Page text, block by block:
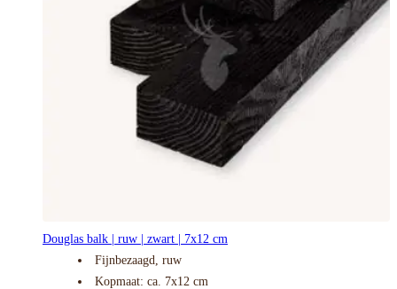
Douglas balk | ruw | zwart | 7x12 cm
Fijnbezaagd, ruw
Kopmaat: ca. 7x12 cm